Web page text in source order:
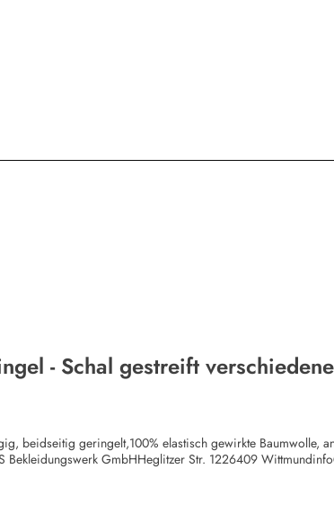
- Schal gestreift
beidseitig geringelt,100% elastisch gewirkte Baumwolle,
Bekleidungswerk GmbHHeglitzer Str. 1226409